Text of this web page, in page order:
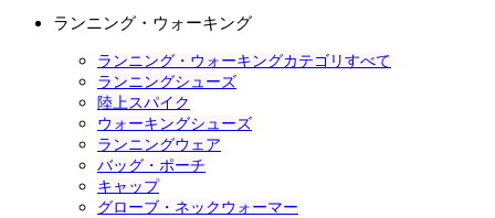
ランニング・ウォーキング
ランニング・ウォーキングカテゴリすべて
ランニングシューズ
陸上スパイク
ウォーキングシューズ
ランニングウェア
バッグ・ポーチ
キャップ
グローブ・ネックウォーマー